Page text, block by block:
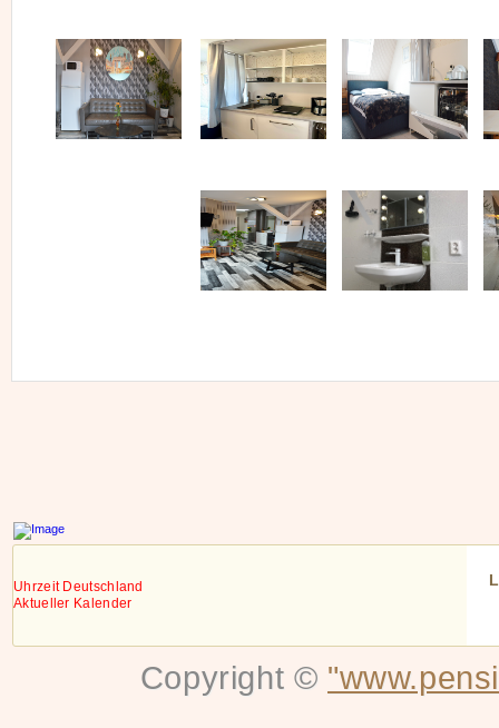
Uhrzeit Deutschland
Aktueller Kalender
Copyright ©